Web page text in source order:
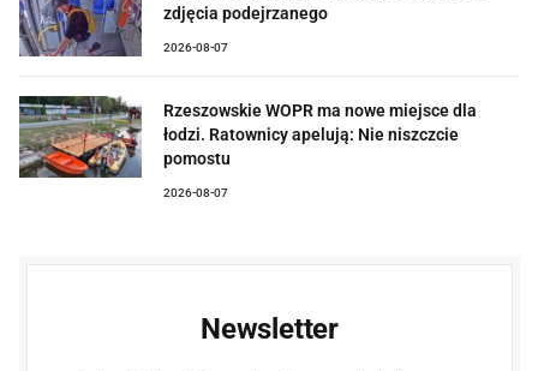
zdjęcia podejrzanego
2026-08-07
Rzeszowskie WOPR ma nowe miejsce dla
łodzi. Ratownicy apelują: Nie niszczcie
pomostu
2026-08-07
Newsletter